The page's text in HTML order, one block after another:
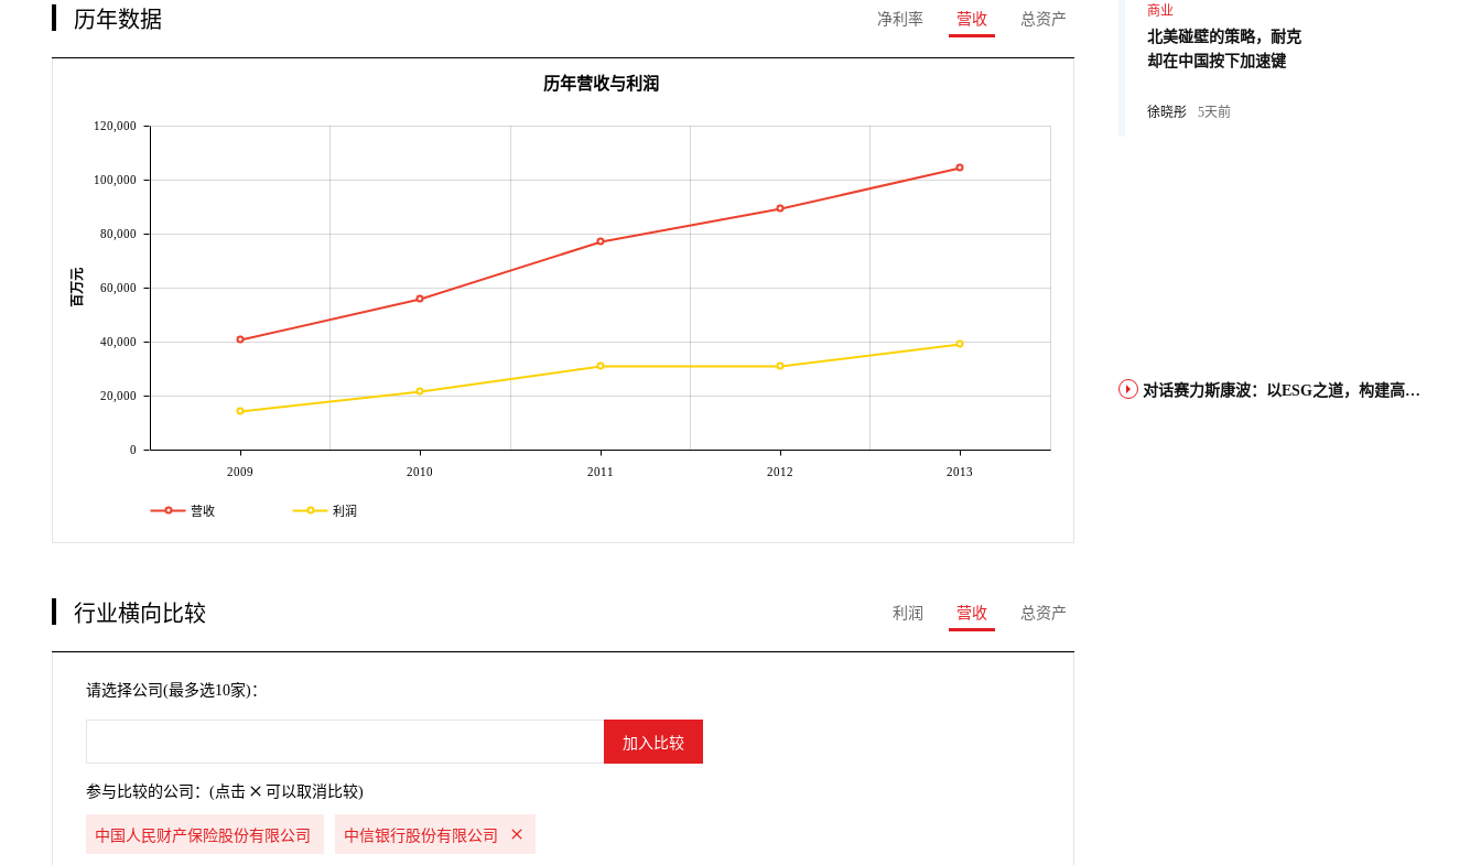
历年数据 净利率 营收 总资产
2009 2010 2011 2012 2013
0
20,000
40,000
60,000
80,000
100,000
120,000
百万元
历年营收与利润
营收 利润
行业横向比较 利润 营收 总资产
请选择公司(最多选10家)：
参与比较的公司：(点击 可以取消比较)
中国人民财产保险股份有限公司 中信银行股份有限公司
商业
北美碰壁的策略，耐克
却在中国按下加速键
徐晓彤 5天前
对话赛力斯康波：以ESG之道，构建高端智能汽车品牌全球竞争力